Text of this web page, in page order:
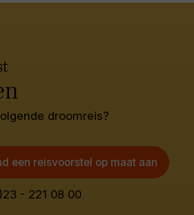
droomreis?
een reisvoorstel op maat aan
- 221 08 00